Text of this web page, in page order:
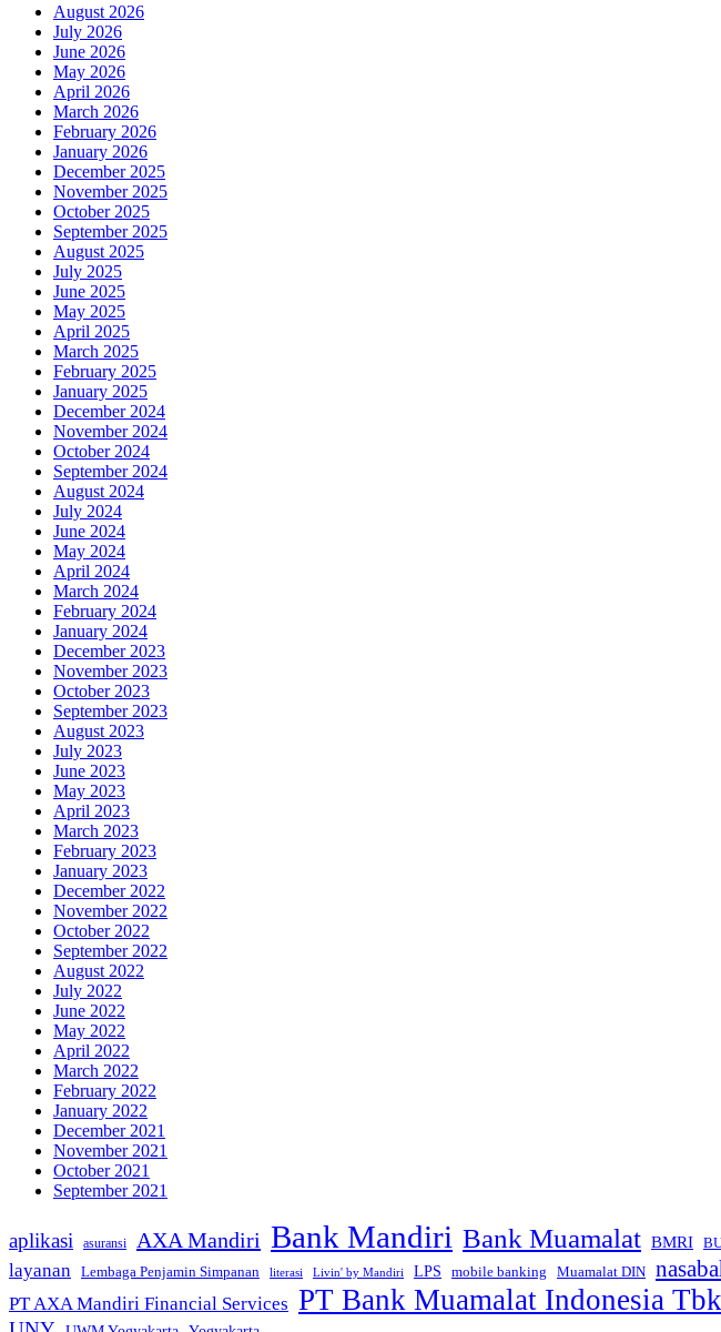
August 2026
July 2026
June 2026
May 2026
April 2026
March 2026
February 2026
January 2026
December 2025
November 2025
October 2025
September 2025
August 2025
July 2025
June 2025
May 2025
April 2025
March 2025
February 2025
January 2025
December 2024
November 2024
October 2024
September 2024
August 2024
July 2024
June 2024
May 2024
April 2024
March 2024
February 2024
January 2024
December 2023
November 2023
October 2023
September 2023
August 2023
July 2023
June 2023
May 2023
April 2023
March 2023
February 2023
January 2023
December 2022
November 2022
October 2022
September 2022
August 2022
July 2022
June 2022
May 2022
April 2022
March 2022
February 2022
January 2022
December 2021
November 2021
October 2021
September 2021
aplikasi asuransi AXA Mandiri Bank Mandiri Bank Muamalat BMRI
layanan Lembaga Penjamin Simpanan literasi Livin' by Mandiri LPS mobile banking Muamalat DIN
PT AXA Mandiri Financial Services PT Bank Muamalat Indonesia Tbk